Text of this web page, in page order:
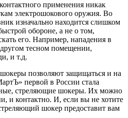
применения никак
электрошокового оружия. Во
изначально находится слишком
обороне, а не о том,
его. Например, нападения в
тесном помещении,
и т.д.
позволяют защищаться и на
первой в России стала
стреляющие шокеры. Их можно
и контактно. И, если вы не хотите
шокер предоставит вам